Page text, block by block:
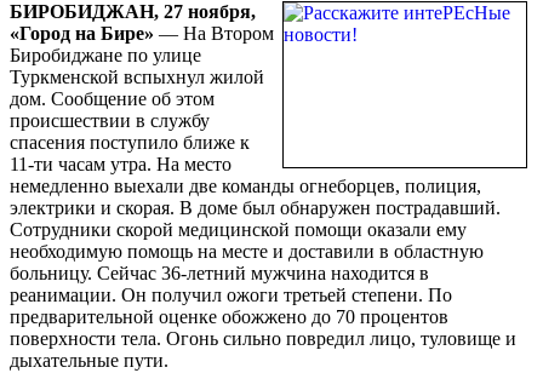
БИРОБИДЖАН, 27 ноября,
«Город на Бире» — На Втором
Биробиджане по улице
Туркменской вспыхнул жилой
дом. Сообщение об этом
происшествии в службу
спасения поступило ближе к
11-ти часам утра. На место
немедленно выехали две команды огнеборцев, полиция,
электрики и скорая. В доме был обнаружен пострадавший.
Сотрудники скорой медицинской помощи оказали ему
необходимую помощь на месте и доставили в областную
больницу. Сейчас 36-летний мужчина находится в
реанимации. Он получил ожоги третьей степени. По
предварительной оценке обожжено до 70 процентов
поверхности тела. Огонь сильно повредил лицо, туловище и
дыхательные пути.